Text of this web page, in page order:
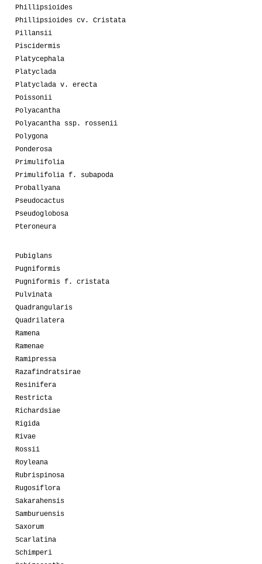
Phillipsioides
Phillipsioides cv. Cristata
Pillansii
Piscidermis
Platycephala
Platyclada
Platyclada v. erecta
Poissonii
Polyacantha
Polyacantha ssp. rossenii
Polygona
Ponderosa
Primulifolia
Primulifolia f. subapoda
Proballyana
Pseudocactus
Pseudoglobosa
Pteroneura
Pubiglans
Pugniformis
Pugniformis f. cristata
Pulvinata
Quadrangularis
Quadrilatera
Ramena
Ramenae
Ramipressa
Razafindratsirae
Resinifera
Restricta
Richardsiae
Rigida
Rivae
Rossii
Royleana
Rubrispinosa
Rugosiflora
Sakarahensis
Samburuensis
Saxorum
Scarlatina
Schimperi